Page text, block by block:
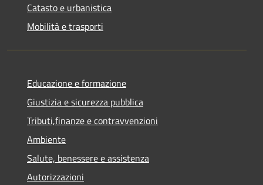
Catasto e urbanistica
Mobilità e trasporti
Educazione e formazione
Giustizia e sicurezza pubblica
Tributi,finanze e contravvenzioni
Ambiente
Salute, benessere e assistenza
Autorizzazioni